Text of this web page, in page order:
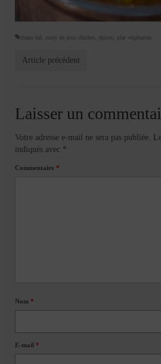
chana dal curry de pois chiches épices plat végétarien
Article précédent
Laisser un
Votre adresse e-mail ne sera pas publiée.
indiqués avec *
Commentaire *
Nom *
E-mail *